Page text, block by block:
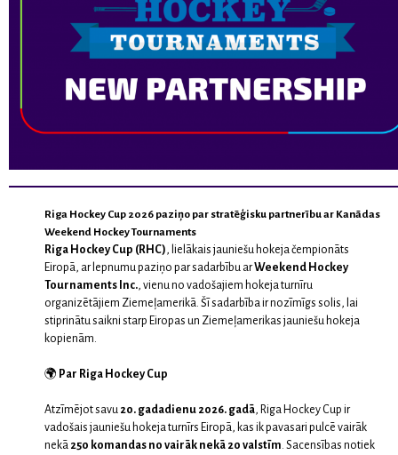
Riga Hockey Cup 2026 paziņo par stratēģisku partnerību ar Kanādas
Weekend Hockey Tournaments
Riga Hockey Cup (RHC) , lielākais jauniešu hokeja čempionāts
Eiropā, ar lepnumu paziņo par sadarbību arWeekend Hockey
Tournaments Inc., vienu no vadošajiem hokeja turnīru
organizētājiem Ziemeļamerikā. Šī sadarbība ir nozīmīgs solis, lai
stiprinātu saikni starp Eiropas un Ziemeļamerikas jauniešu hokeja
kopienām.
🌍 Par Riga Hockey Cup
Atzīmējot savu 20. gadadienu 2026. gadā, Riga Hockey Cup ir
vadošais jauniešu hokeja turnīrs Eiropā, kas ik pavasari pulcē vairāk
nekā 250 komandas no vairāk nekā 20 valstīm . Sacensības notiek